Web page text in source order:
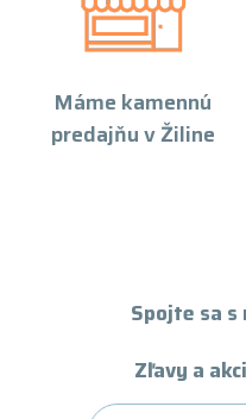
Máme kamennú
predajňu v Žiline
Spojte sa s
Zľavy a